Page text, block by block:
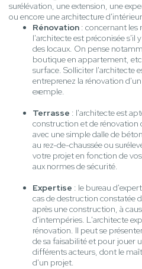
surélévation, une extension, une
ou encore une architecture
Rénovation : concernant les
l'architecte est préconisée s'il
des locaux. On pense
boutique en appartement,
surface. Solliciter l'architecte
entreprenez la rénovation
exemple.
Terrasse : l'architecte est
construction et de rénovation
avec une simple dalle de
au rez-de-chaussée ou
votre projet en fonction de
aux normes de sécurité.
Expertise : le bureau
cas de destruction constatée
après une construction, à
d'intempéries. L'architecte
rénovation. Il peut se
de sa faisabilité et pour jouer
différents acteurs, dont le
d'un projet.